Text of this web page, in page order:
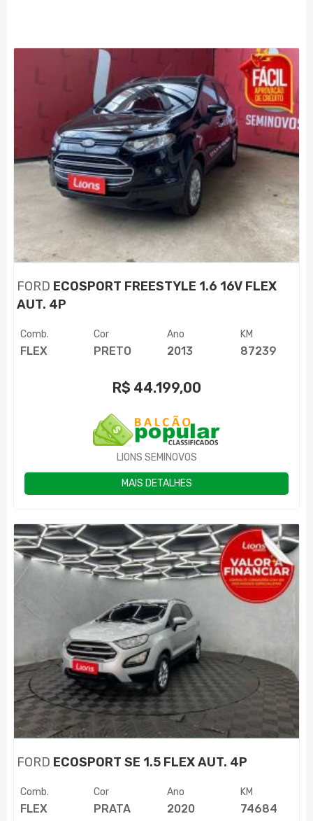
FORD ECOSPORT FREESTYLE 1.6 16V FLEX
AUT. 4P
Comb.
FLEX
Cor
PRETO
Ano
2013
KM
87239
R$ 44.199,00
LIONS SEMINOVOS
MAIS DETALHES
FORD ECOSPORT SE 1.5 FLEX AUT. 4P
Comb.
FLEX
Cor
PRATA
Ano
2020
KM
74684